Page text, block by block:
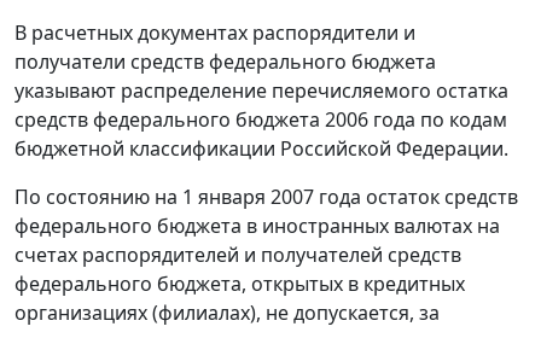
В расчетных документах распорядители и
получатели средств федерального бюджета
указывают распределение перечисляемого остатка
средств федерального бюджета 2006 года по кодам
бюджетной классификации Российской Федерации.
По состоянию на 1 января 2007 года остаток средств
федерального бюджета в иностранных валютах на
счетах распорядителей и получателей средств
федерального бюджета, открытых в кредитных
организациях (филиалах), не допускается, за